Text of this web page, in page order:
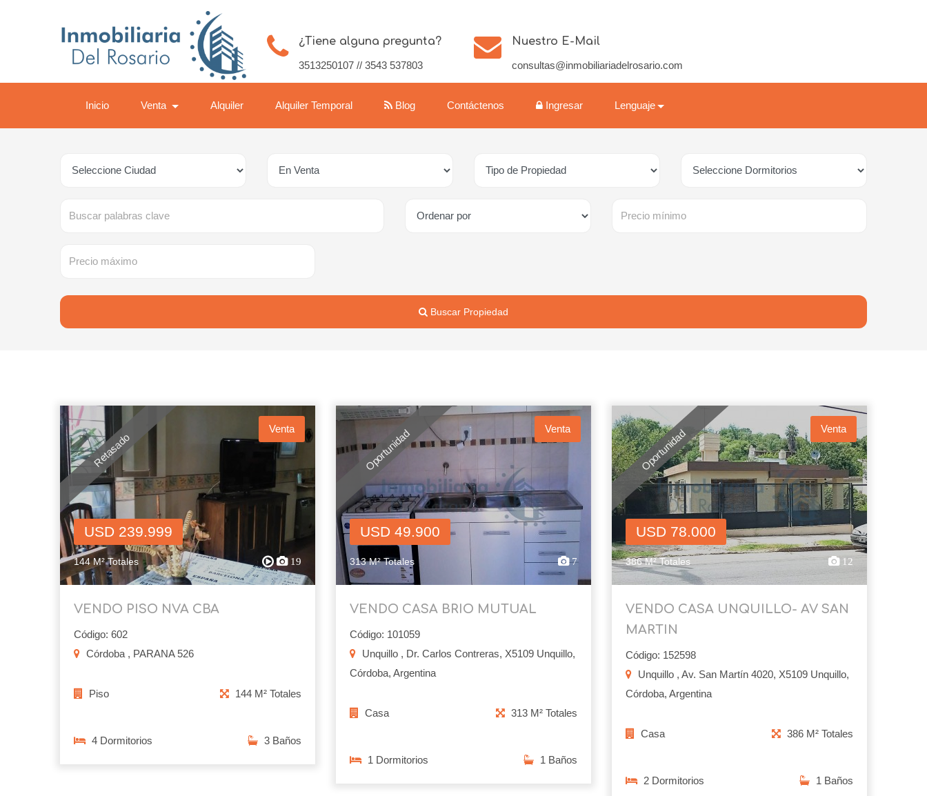
¿Tiene alguna pregunta?
3513250107 // 3543 537803
Nuestro E-Mail
consultas@inmobiliariadelrosario.com
Inicio Venta Alquiler Alquiler Temporal Blog Contáctenos Ingresar Lenguaje
Buscar Propiedad
Retasado
Venta
USD 239.999
144 M² Totales 19
VENDO PISO NVA CBA
Código: 602
Córdoba , PARANA 526
Piso 144 M² Totales
4 Dormitorios 3 Baños
Oportunidad Venta
USD 49.900
313 M² Totales 7
VENDO CASA BRIO MUTUAL
Código: 101059
Unquillo , Dr. Carlos Contreras, X5109 Unquillo,
Córdoba, Argentina
Casa 313 M² Totales
1 Dormitorios 1 Baños
Oportunidad Venta
USD 78.000
386 M² Totales 12
VENDO CASA UNQUILLO- AV SAN
MARTIN
Código: 152598
Unquillo , Av. San Martín 4020, X5109 Unquillo,
Córdoba, Argentina
Casa 386 M² Totales
2 Dormitorios 1 Baños